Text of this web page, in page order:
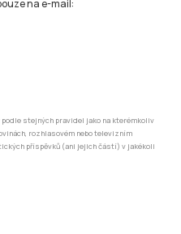
stejných pravidel jako na kterémkoliv